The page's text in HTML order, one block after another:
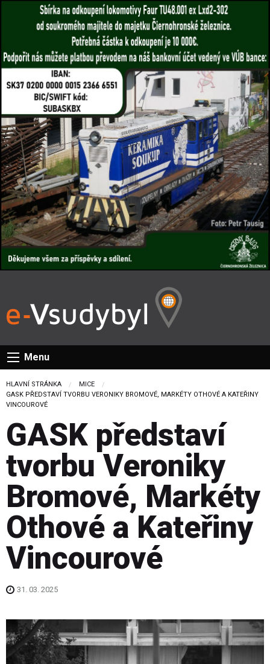
Menu
HLAVNÍ STRÁNKA
MICE
CURRENT:
GASK PŘEDSTAVÍ TVORBU VERONIKY BROMOVÉ, MARKÉTY OTHOVÉ A KATEŘINY
VINCOUROVÉ
GASK představí
tvorbu Veroniky
Bromové, Markéty
Othové a Kateřiny
Vincourové
31. 03. 2025